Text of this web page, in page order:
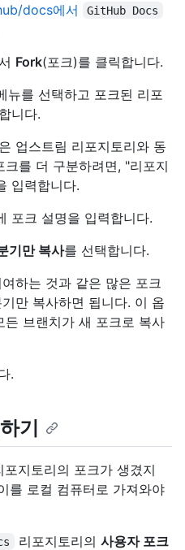
docs에서
GitHub Docs
Fork(포크)를 클릭합니다.
뉴를 선택하고 포크된 리포
니다.
업스트림 리포지토리와 동
를 더 구분하려면, "리포지
입력합니다.
포크 설명을 입력합니다.
기만 복사를 선택합니다.
하는 것과 같은 많은 포크
만 복사하면 됩니다. 이 옵
든 브랜치가 새 포크로 복사
.
기
포지토리의 포크가 생겼지
를 로컬 컴퓨터로 가져와야
리포지토리의 사용자 포크